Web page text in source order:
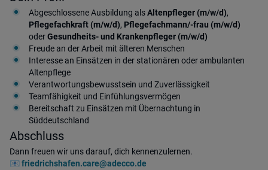
Abgeschlossene Ausbildung alsAltenpfleger (m/w/d),
Pflegefachkraft (m/w/d), Pflegefachmann/-frau (m/w/d)
oderGesundheits- und Krankenpfleger (m/w/d)
Freude an der Arbeit mit älteren Menschen
Interesse an Einsätzen in der stationären oder ambulanten
Altenpflege
Verantwortungsbewusstsein und Zuverlässigkeit
Teamfähigkeit und Einfühlungsvermögen
Bereitschaft zu Einsätzen mit Übernachtung in
Süddeutschland
Abschluss
Dann freuen wir uns darauf, dich kennenzulernen.
📧friedrichshafen.care@adecco.de